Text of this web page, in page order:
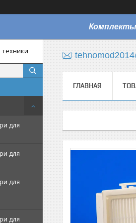
для
для
для
для
ГЛАВНАЯ